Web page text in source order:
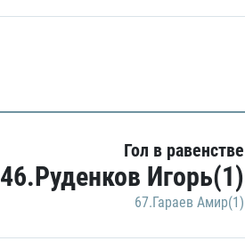
Гол в равенстве
46.Руденков Игорь(1)
67.Гараев Амир(1)